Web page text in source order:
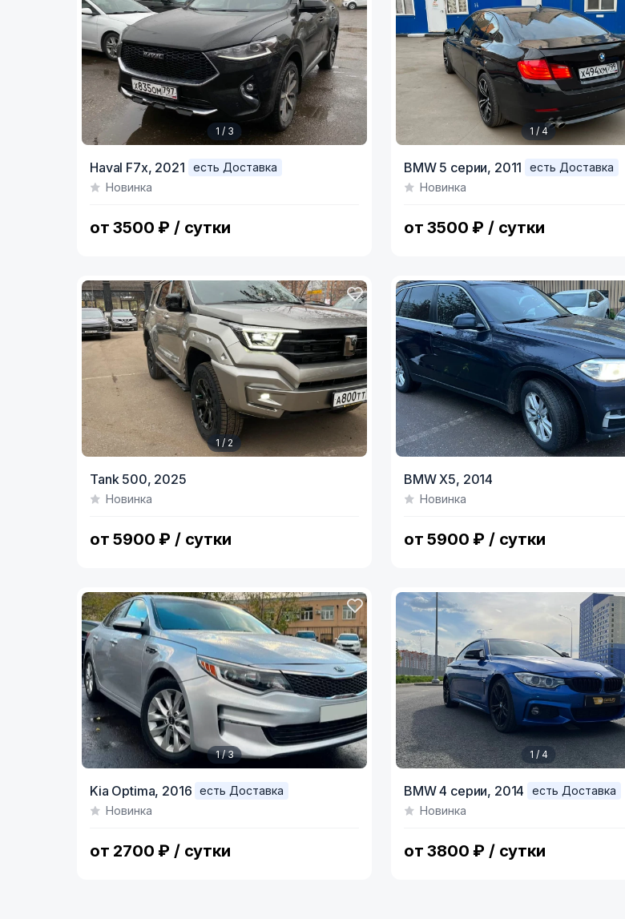
of
1 / 3
Haval F7x, 2021
есть Доставка
Новинка
от 3500 ₽ / сутки
of
1 / 4
BMW 5 серии, 2011
есть Доставка
Новинка
от 3500 ₽ / сутки
of
1 / 2
Tank 500, 2025
Новинка
от 5900 ₽ / сутки
BMW X5, 2014
Новинка
от 5900 ₽ / сутки
of
1 / 3
Kia Optima, 2016
есть Доставка
Новинка
от 2700 ₽ / сутки
of
1 / 4
BMW 4 серии, 2014
есть Доставка
Новинка
от 3800 ₽ / сутки